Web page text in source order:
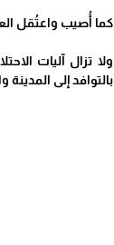
كما أُصيب واعتُقل
ولا تزال آليات
بالتوافد إلى المدينة